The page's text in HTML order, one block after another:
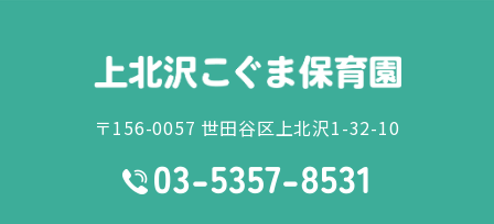
〒156-0057 世田谷区上北沢1-32-10